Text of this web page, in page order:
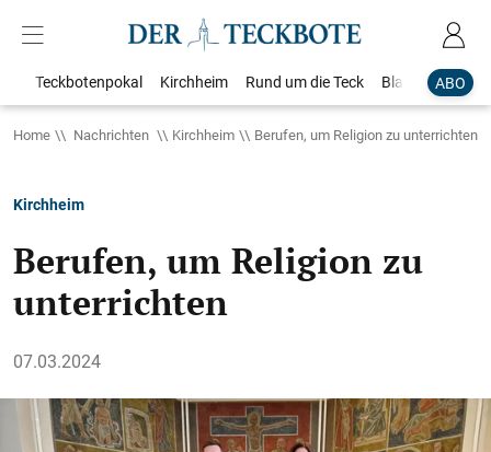
ABO
Teckbotenpokal Kirchheim Rund um die Teck Blaulicht
Home Nachrichten Kirchheim Berufen, um Religion zu unterrichten
Kirchheim
Berufen, um Religion zu
unterrichten
07.03.2024